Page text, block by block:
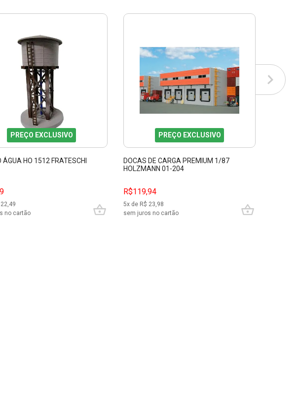
PREÇO EXCLUSIVO
ÁGUA HO 1512 FRATESCHI
22,49
no cartão
PREÇO EXCLUSIVO
DOCAS DE CARGA PREMIUM 1/87
HOLZMANN 01-204
R$119,94
5x de R$ 23,98
sem juros no cartão